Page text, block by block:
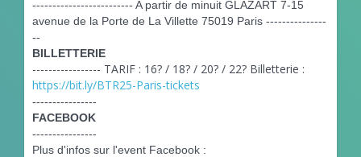
------------------------- A partir de minuit GLAZART 7-15
avenue de la Porte de La Villette 75019 Paris ---------------
--
BILLETTERIE
----------------- TARIF : 16? / 18? / 20? / 22? Billetterie :
https://bit.ly/BTR25-Paris-tickets
----------------
FACEBOOK
----------------
Plus d'infos sur l'event Facebook :